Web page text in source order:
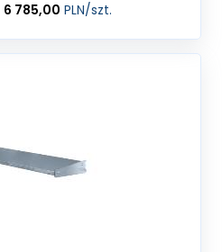
6 785,00 PLN/szt.